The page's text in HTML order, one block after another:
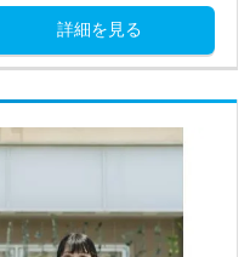
詳細を見る